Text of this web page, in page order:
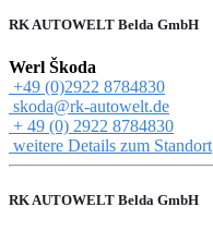
RK AUTOWELT Belda GmbH
Werl Škoda
+49 (0)2922 8784830
skoda@rk-autowelt.de
+ 49 (0) 2922 8784830
weitere Details zum Standort
RK AUTOWELT Belda GmbH